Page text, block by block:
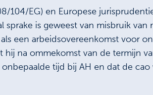
104/EG) en Europese
is geweest van misbruik van
een arbeidsovereenkomst voor
na ommekomst van de termijn
tijd bij AH en dat de